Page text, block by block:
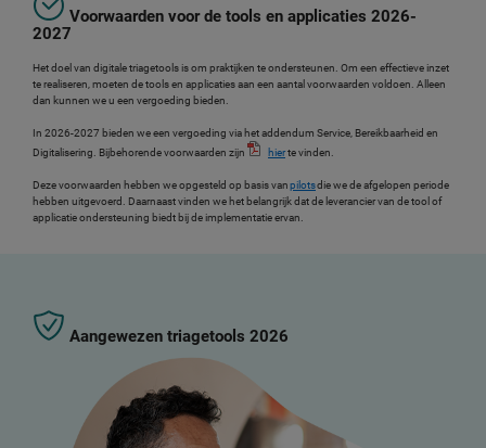
Voorwaarden voor de tools en applicaties 2026-
2027
Het doel van digitale triagetools is om praktijken te ondersteunen. Om een effectieve inzet
te realiseren, moeten de tools en applicaties aan een aantal voorwaarden voldoen. Alleen
dan kunnen we u een vergoeding bieden.
In 2026-2027 bieden we een vergoeding via het addendum Service, Bereikbaarheid en
Digitalisering. Bijbehorende voorwaarden zijn
hierte vinden.
Deze voorwaarden hebben we opgesteld op basis vanpilotsdie we de afgelopen periode
hebben uitgevoerd. Daarnaast vinden we het belangrijk dat de leverancier van de tool of
applicatie ondersteuning biedt bij de implementatie ervan.
Aangewezen triagetools 2026